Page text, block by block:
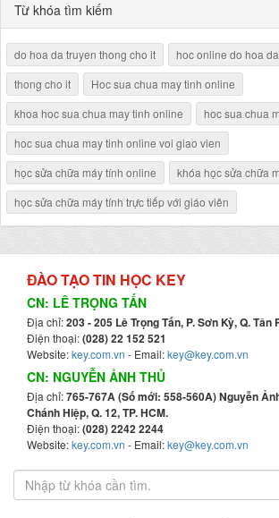
Từ khóa tìm kiếm
do hoa da truyen thong cho it
hoc online do hoa
thong cho it
Hoc sua chua may tinh online
khoa hoc sua chua may tinh online
hoc sua chua
hoc sua chua may tinh online voi giao vien
học sửa chữa máy tính online
khóa học sửa chữa
học sửa chữa máy tính trực tiếp với giáo viên
ĐÀO TẠO TIN HỌC KEY
CN: LÊ TRỌNG TẤN
Địa chỉ:203 - 205 Lê Trọng Tấn, P. Sơn Kỳ, Q. Tân
Điện thoại:(028) 22 152 521
Website:key.com.vn - Email:key@key.com.vn
CN: NGUYỄN ẢNH THỦ
Địa chỉ:765-767A (Số mới: 558-560A) Nguyễn
Chánh Hiệp, Q. 12, TP. HCM.
Điện thoại:(028) 2242 2244
Website:key.com.vn - Email:key@key.com.vn